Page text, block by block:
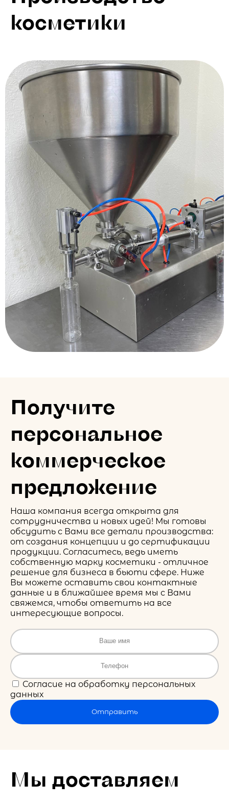
косметики
Получите
персональное
коммерческое
предложение
Наша компания всегда открыта для
сотрудничества и новых идей! Мы готовы
обсудить с Вами все детали производства:
от создания концепции и до сертификации
продукции. Согласитесь, ведь иметь
собственную марку косметики - отличное
решение для бизнеса в бьюти сфере. Ниже
Вы можете оставить свои контактные
данные и в ближайшее время мы с Вами
свяжемся, чтобы ответить на все
интересующие вопросы.
Согласие на обработку персональных
данных
Отправить
Мы доставляем